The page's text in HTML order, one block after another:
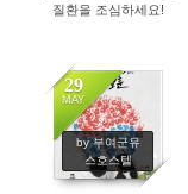
질환을 조심하세요!
29
MAY
by 부여군유
스호스텔
3307